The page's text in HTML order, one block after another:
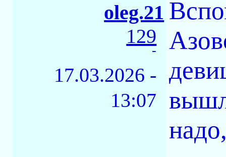
oleg.21
129
-
17.03.2026 -
13:07